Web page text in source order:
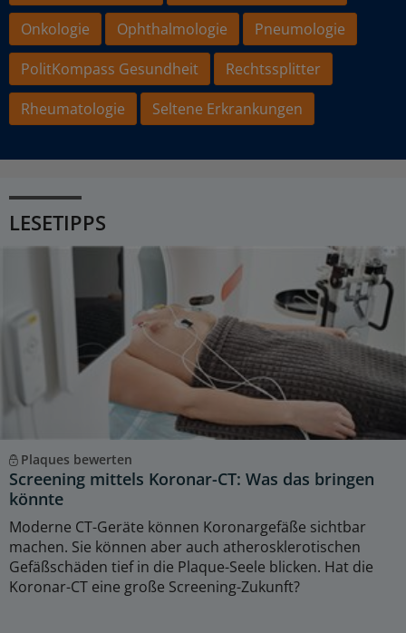
Onkologie
Ophthalmologie
Pneumologie
PolitKompass Gesundheit
Rechtssplitter
Rheumatologie
Seltene Erkrankungen
LESETIPPS
Plaques bewerten
Screening mittels Koronar-CT: Was das bringen
könnte
Moderne CT-Geräte können Koronargefäße sichtbar
machen. Sie können aber auch atherosklerotischen
Gefäßschäden tief in die Plaque-Seele blicken. Hat die
Koronar-CT eine große Screening-Zukunft?